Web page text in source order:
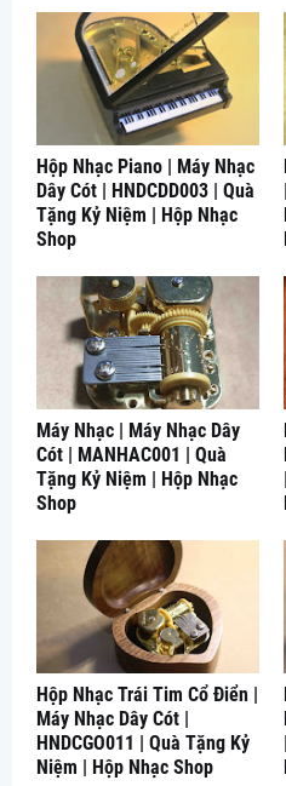
Hộp Nhạc Piano | Máy Nhạc
Dây Cót | HNDCDD003 | Quà
Tặng Kỷ Niệm | Hộp Nhạc
Shop
Máy Nhạc | Máy Nhạc Dây
Cót | MANHAC001 | Quà
Tặng Kỷ Niệm | Hộp Nhạc
Shop
Hộp Nhạc Trái Tim Cổ Điển |
Máy Nhạc Dây Cót |
HNDCGO011 | Quà Tặng Kỷ
Niệm | Hộp Nhạc Shop